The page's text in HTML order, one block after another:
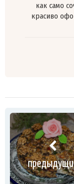
как само
красиво